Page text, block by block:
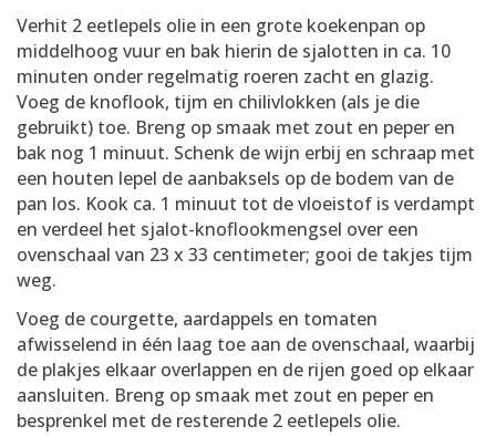
Verhit 2 eetlepels olie in een grote koekenpan op
middelhoog vuur en bak hierin de sjalotten in ca. 10
minuten onder regelmatig roeren zacht en glazig.
Voeg de knoflook, tijm en chilivlokken (als je die
gebruikt) toe. Breng op smaak met zout en peper en
bak nog 1 minuut. Schenk de wijn erbij en schraap met
een houten lepel de aanbaksels op de bodem van de
pan los. Kook ca. 1 minuut tot de vloeistof is verdampt
en verdeel het sjalot-knoflookmengsel over een
ovenschaal van 23 x 33 centimeter; gooi de takjes tijm
weg.
Voeg de courgette, aardappels en tomaten
afwisselend in één laag toe aan de ovenschaal, waarbij
de plakjes elkaar overlappen en de rijen goed op elkaar
aansluiten. Breng op smaak met zout en peper en
besprenkel met de resterende 2 eetlepels olie.